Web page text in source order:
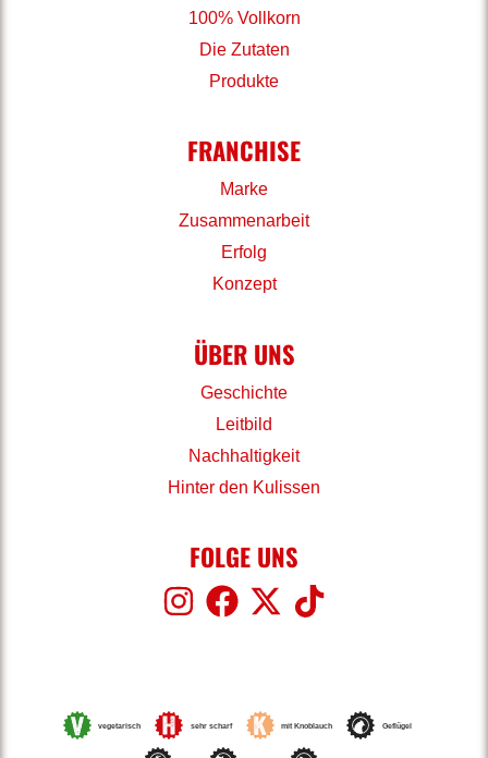
100% Vollkorn
Die Zutaten
Produkte
FRANCHISE
Marke
Zusammenarbeit
Erfolg
Konzept
ÜBER UNS
Geschichte
Leitbild
Nachhaltigkeit
Hinter den Kulissen
FOLGE UNS
vegetarisch sehr scharf mit Knoblauch Geflügel